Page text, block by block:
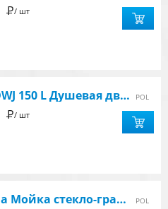
Р/ шт
Idea DWJ 150 L Душевая дверь в нишу 1487-1512х2005 мм, стекло прозрачное Easy Clean, профиль хром POL
Р/ шт
Capella Мойка стекло-гранит 860X500X200 (графит) с крылом 3,5 POL